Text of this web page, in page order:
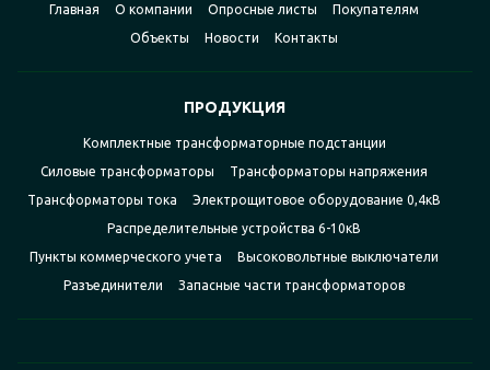
Главная О компании Опросные листы
Покупателям
Объекты
Новости Контакты
ПРОДУКЦИЯ
Комплектные трансформаторные подстанции
Силовые трансформаторы
Трансформаторы напряжения
Трансформаторы тока
Электрощитовое оборудование 0,4кВ
Распределительные устройства 6-10кВ
Пункты коммерческого учета
Высоковольтные выключатели
Разъединители
Запасные части трансформаторов